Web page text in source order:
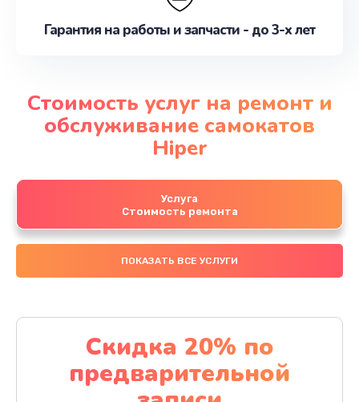
Гарантия на работы и запчасти - до 3-х лет
Стоимость услуг на ремонт и
обслуживание самокатов
Hiper
Услуга
Стоимость ремонта
ПОКАЗАТЬ ВСЕ УСЛУГИ
Скидка 20% по
предварительной